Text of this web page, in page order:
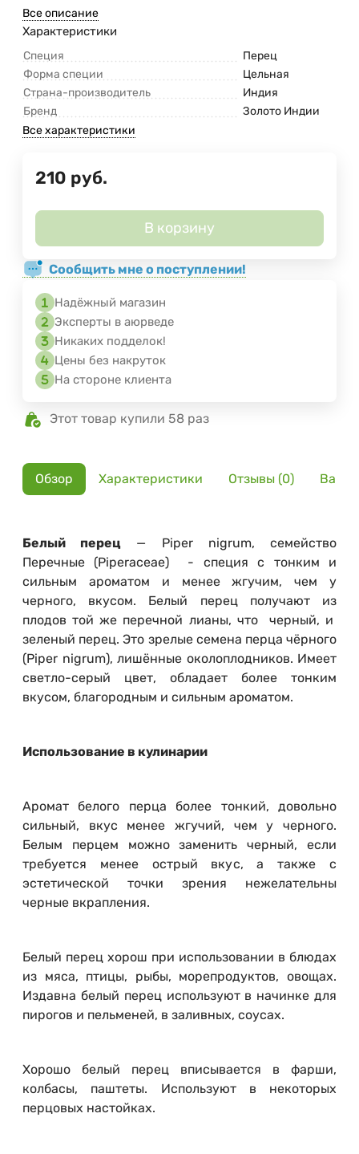
Все описание
Характеристики
Специя
Перец
Форма специи
Цельная
Страна-производитель
Индия
Бренд
Золото Индии
Все характеристики
210 руб.
В корзину
Сообщить мне о поступлении!
Надёжный магазин
Эксперты в аюрведе
Никаких подделок!
Цены без накруток
На стороне клиента
Этот товар купили 58 раз
Обзор Характеристики Отзывы (0)
Белый перец — Piper nigrum, семейство
Перечные (Piperaceae) - специя с тонким и
сильным ароматом и менее жгучим, чем у
черного, вкусом. Белый перец получают из
плодов той же перечной лианы, что черный, и
зеленый перец. Это зрелые семена перца чёрного
(Piper nigrum), лишённые околоплодников. Имеет
светло-серый цвет, обладает более тонким
вкусом, благородным и сильным ароматом.
Использование в кулинарии
Аромат белого перца более тонкий, довольно
сильный, вкус менее жгучий, чем у черного.
Белым перцем можно заменить черный, если
требуется менее острый вкус, а также с
эстетической точки зрения нежелательны
черные вкрапления.
Белый перец хорош при использовании в блюдах
из мяса, птицы, рыбы, морепродуктов, овощах.
Издавна белый перец используют в начинке для
пирогов и пельменей, в заливных, соусах.
Хорошо белый перец вписывается в фарши,
колбасы, паштеты. Используют в некоторых
перцовых настойках.